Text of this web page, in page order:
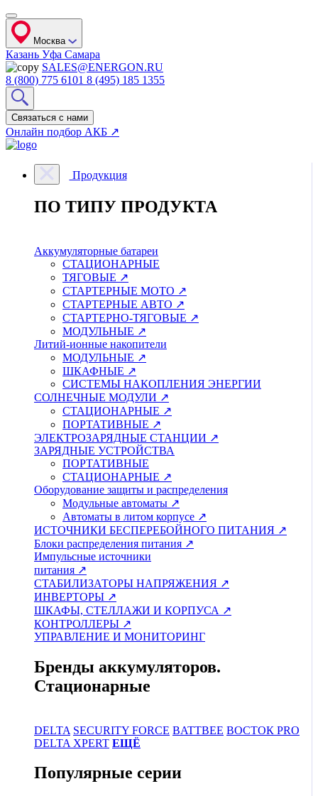
Москва
Казань Уфа Самара
SALES@ENERGON.RU
8 (800) 775 6101 8 (495) 185 1355
Связаться с нами
Онлайн подбор АКБ ↗
Продукция
ПО ТИПУ ПРОДУКТА
Аккумуляторные батареи
СТАЦИОНАРНЫЕ
ТЯГОВЫЕ ↗
СТАРТЕРНЫЕ МОТО ↗
СТАРТЕРНЫЕ АВТО ↗
СТАРТЕРНО-ТЯГОВЫЕ ↗
МОДУЛЬНЫЕ ↗
Литий-ионные накопители
МОДУЛЬНЫЕ ↗
ШКАФНЫЕ ↗
СИСТЕМЫ НАКОПЛЕНИЯ ЭНЕРГИИ
СОЛНЕЧНЫЕ МОДУЛИ ↗
СТАЦИОНАРНЫЕ ↗
ПОРТАТИВНЫЕ ↗
ЭЛЕКТРОЗАРЯДНЫЕ СТАНЦИИ ↗
ЗАРЯДНЫЕ УСТРОЙСТВА
ПОРТАТИВНЫЕ
СТАЦИОНАРНЫЕ ↗
Оборудование защиты и распределения
Модульные автоматы ↗
Автоматы в литом корпусе ↗
ИСТОЧНИКИ БЕСПЕРЕБОЙНОГО ПИТАНИЯ ↗
Блоки распределения питания ↗
Импульсные источники
питания ↗
СТАБИЛИЗАТОРЫ НАПРЯЖЕНИЯ ↗
ИНВЕРТОРЫ ↗
ШКАФЫ, СТЕЛЛАЖИ И КОРПУСА ↗
КОНТРОЛЛЕРЫ ↗
УПРАВЛЕНИЕ И МОНИТОРИНГ
Бренды аккумуляторов.
Стационарные
DELTA SECURITY FORCE BATTBEE ВОСТОК PRO
DELTA XPERT ЕЩЁ
Популярные серии